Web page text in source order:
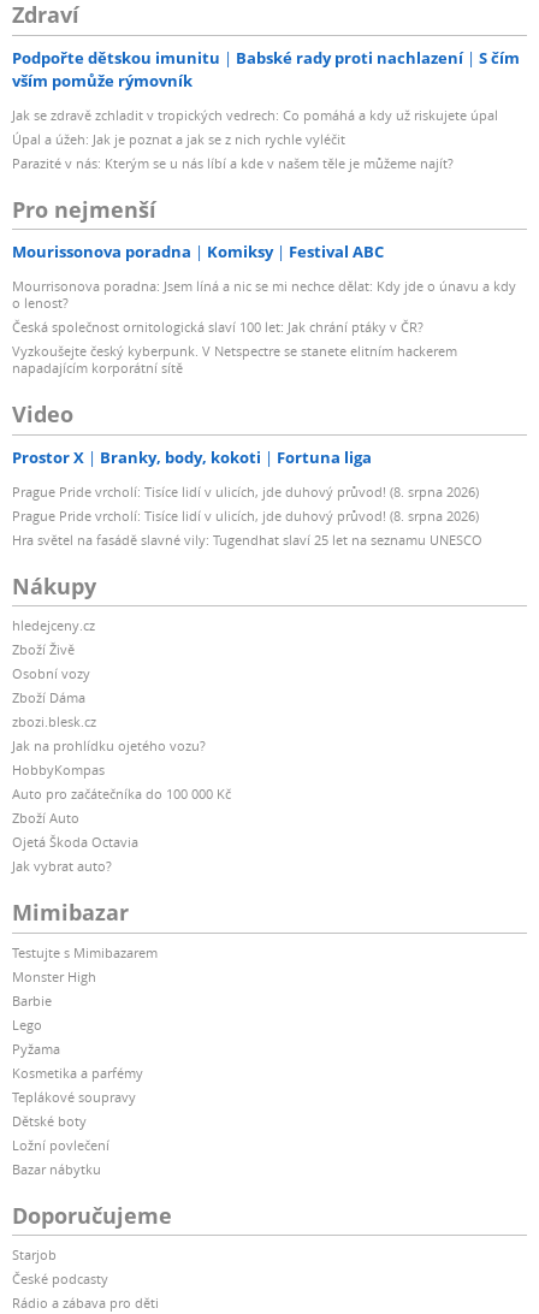
Zdraví
Podpořte dětskou imunitu Babské rady proti nachlazení
S čím
vším pomůže rýmovník
Jak se zdravě zchladit v tropických vedrech: Co pomáhá a kdy už riskujete úpal
Úpal a úžeh: Jak je poznat a jak se z nich rychle vyléčit
Parazité v nás: Kterým se u nás líbí a kde v našem těle je můžeme najít?
Pro nejmenší
Mourissonova poradna Komiksy Festival ABC
Mourrisonova poradna: Jsem líná a nic se mi nechce dělat: Kdy jde o únavu a kdy
o lenost?
Česká společnost ornitologická slaví 100 let: Jak chrání ptáky v ČR?
Vyzkoušejte český kyberpunk. V Netspectre se stanete elitním hackerem
napadajícím korporátní sítě
Video
Prostor X Branky, body, kokoti Fortuna liga
Prague Pride vrcholí: Tisíce lidí v ulicích, jde duhový průvod! (8. srpna 2026)
Prague Pride vrcholí: Tisíce lidí v ulicích, jde duhový průvod! (8. srpna 2026)
Hra světel na fasádě slavné vily: Tugendhat slaví 25 let na seznamu UNESCO
Nákupy
hledejceny.cz
Zboží Živě
Osobní vozy
Zboží Dáma
zbozi.blesk.cz
Jak na prohlídku ojetého vozu?
HobbyKompas
Auto pro začátečníka do 100 000 Kč
Zboží Auto
Ojetá Škoda Octavia
Jak vybrat auto?
Mimibazar
Testujte s Mimibazarem
Monster High
Barbie
Lego
Pyžama
Kosmetika a parfémy
Teplákové soupravy
Dětské boty
Ložní povlečení
Bazar nábytku
Doporučujeme
Starjob
České podcasty
Rádio a zábava pro děti